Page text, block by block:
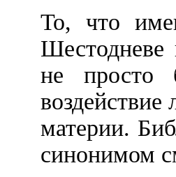
То, что
Шестодневе
не просто
воздействие
материи.
синонимом